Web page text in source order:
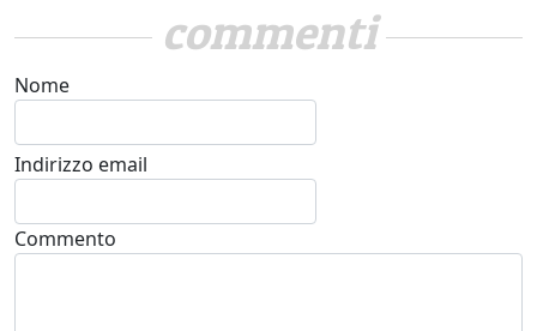
commenti
Nome
Indirizzo email
Commento